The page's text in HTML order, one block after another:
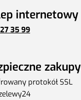
internetowy
35 99
zakupy
protokół SSL